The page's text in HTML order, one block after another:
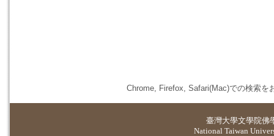
Chrome, Firefox, Safari(Mac)での検索を
臺灣大學文學院佛
National Taiwan